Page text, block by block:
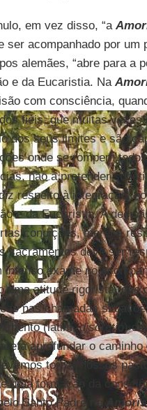
em vez disso, “a
acompanhado por um
alemães, “abre para a
e da Eucaristia. Na
com consciência,
fiéis, que muitas vezes
dos seus limites e são
onde se rompem
não a pretender
respeito à integração,
e da Eucaristia. A
condições, merece
sacramentos deve ser
exame no
uma atitude rigorista, que
nas chamadas
(latim,discretio)
aprofundar o
tornar nossos
formação da
Santo Padre na